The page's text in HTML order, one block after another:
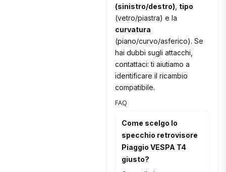
(sinistro/destro) tipo
(vetro/piastra) e la
curvatura
(piano/curvo/asferico). Se
hai dubbi sugli attacchi,
contattaci: ti aiutiamo a
identificare il ricambio
compatibile.
FAQ
Come scelgo lo
specchio retrovisore
Piaggio VESPA T4
giusto?